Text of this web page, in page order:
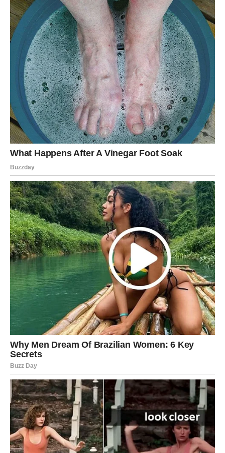
Ovo može biti:
bivša ljubav koja shvati da je izgubila nekog ko je voleo
iskreno,
osoba koja je otišla bez objašnjenja pa sada traži
“razgovor”,
neko ko se ranije plašio tvoje snage, a sada mu ona
nedostaje.
Ali sada je razlika ogromna:
ti više nisi isti.
I zato je pitanje:
Da li se vraća jer te voli – ili jer mu/joj fali tvoja energija,
sigurnost, pažnja?
Ovne, sudbina ti sada daje mogućnost da zatvoriš krug. Ili
da ga obnoviš, ali pod tvojim uslovima. Ne više po starom.
POSAO: ISTINA O LJUDIMA,
OBEĆANJIMA I TVOM MESTU
Na poslu ili u planovima koje imaš, dolazi trenutak
razotkrivanja. Nekome je bilo lako da ti obećava. Nekome
je bilo lako da te koristi kada treba da se gura napred. A
tebi je bilo lako da radiš i ćutiš, jer si verovao da će se
trud sam pokazati.
E pa – sada se pokazuje.